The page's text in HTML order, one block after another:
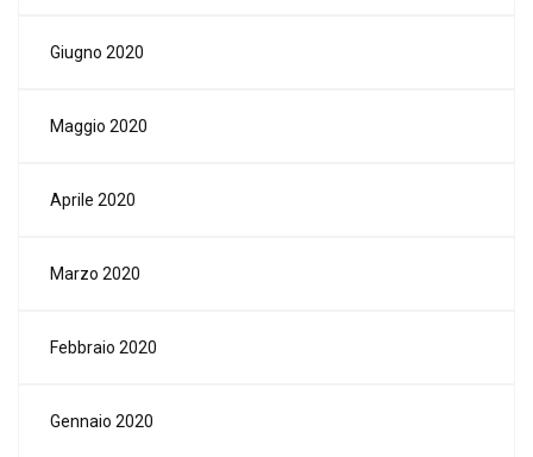
Giugno 2020
Maggio 2020
Aprile 2020
Marzo 2020
Febbraio 2020
Gennaio 2020